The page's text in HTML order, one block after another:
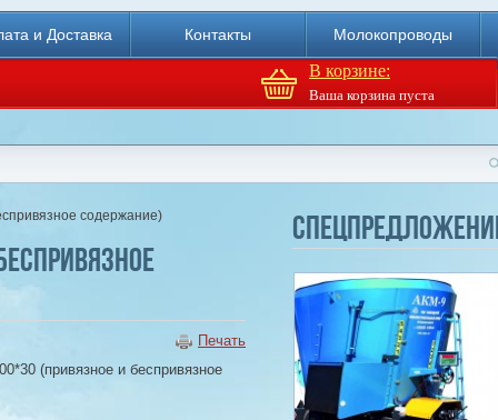
и Доставка Контакты Молокопроводы
В корзине:
Ваша корзина пуста
содержание)
Печать
(привязное и беспривязное